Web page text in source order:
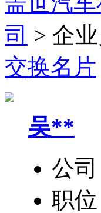
司 > 企
交换名片
吴**
公司
职位